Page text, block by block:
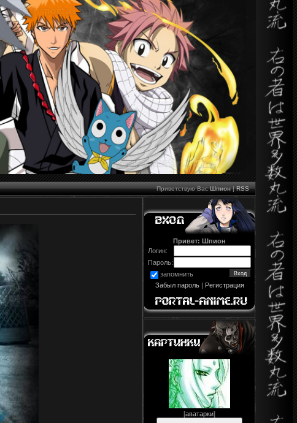
Приветствую Вас Шпион|RSS
Привет: Шпион
Логин:
Пароль:
запомнить
Забыл пароль| Регистрация
[аватарки]